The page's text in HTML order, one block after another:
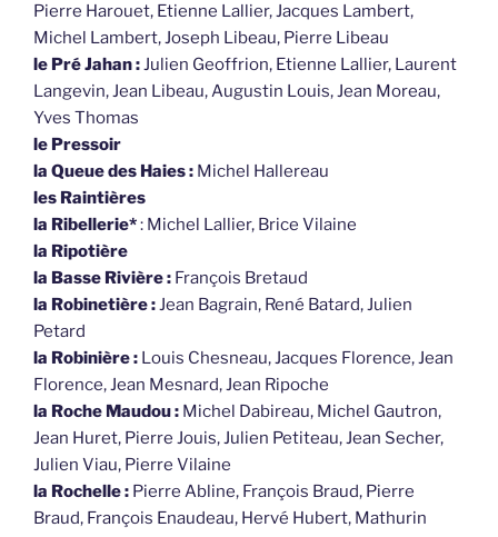
Pierre Harouet, Etienne Lallier, Jacques Lambert,
Michel Lambert, Joseph Libeau, Pierre Libeau
le Pré Jahan :Julien Geoffrion, Etienne Lallier, Laurent
Langevin, Jean Libeau, Augustin Louis, Jean Moreau,
Yves Thomas
le Pressoir
la Queue des Haies : Michel Hallereau
les Raintières
la Ribellerie*: Michel Lallier, Brice Vilaine
la Ripotière
la Basse Rivière : François Bretaud
la Robinetière :Jean Bagrain, René Batard, Julien
Petard
la Robinière : Louis Chesneau, Jacques Florence, Jean
Florence, Jean Mesnard, Jean Ripoche
la Roche Maudou : Michel Dabireau, Michel Gautron,
Jean Huret, Pierre Jouis, Julien Petiteau, Jean Secher,
Julien Viau, Pierre Vilaine
la Rochelle : Pierre Abline, François Braud, Pierre
Braud, François Enaudeau, Hervé Hubert, Mathurin